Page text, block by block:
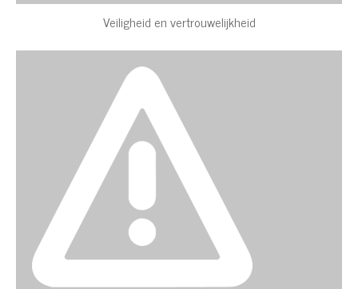
Veiligheid en vertrouwelijkheid